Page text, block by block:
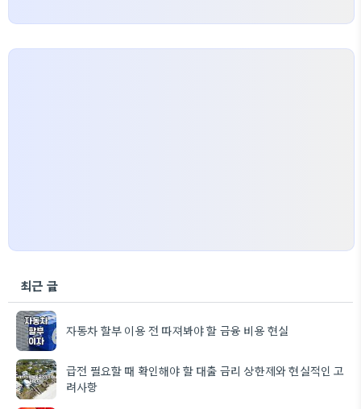
최근 글
자동차 할부 이용 전 따져봐야 할 금융 비용 현실
급전 필요할 때 확인해야 할 대출 금리 상한제와 현실적인 고
려사항